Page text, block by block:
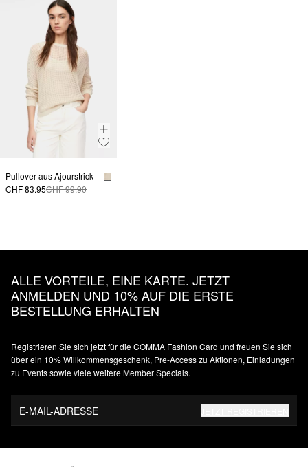
Pullover aus Ajourstrick
CHF 83.95CHF 99.90
ALLE VORTEILE, EINE KARTE. JETZT
ANMELDEN UND 10% AUF DIE ERSTE
BESTELLUNG ERHALTEN
Registrieren Sie sich jetzt für die COMMA Fashion Card und freuen Sie sich
über ein 10% Willkommensgeschenk, Pre-Access zu Aktionen, Einladungen
zu Events sowie viele weitere Member Specials.
E-MAIL-ADRESSE